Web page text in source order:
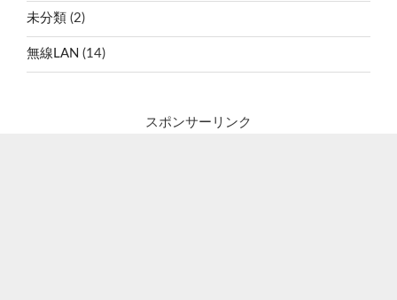
未分類 (2)
無線LAN (14)
スポンサーリンク